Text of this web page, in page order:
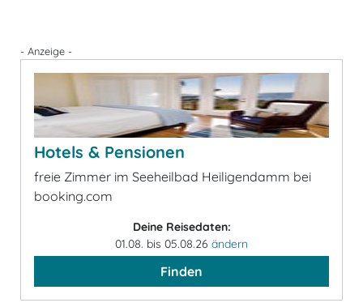
- Anzeige -
Hotels & Pensionen
freie Zimmer im Seeheilbad Heiligendamm bei
booking.com
Deine Reisedaten:
01.08. bis 05.08.26 ändern
Finden